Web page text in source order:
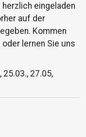
eingeladen
auf der
Kommen
lernen Sie uns
27.05,